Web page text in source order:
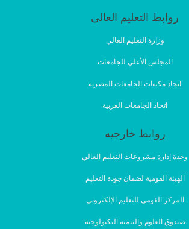
روابط التعليم العالى
وزارة التعليم العالي
المجلس الأعلي للجامعات
اتحاد مكتبات الجامعات المصرية
اتحاد الجامعات العربية
روابط خارجيه
وحدة إدارة مشروعات التعليم العالي
الهيئة القومية لضمان جودة التعليم
المركز القومي للتعليم الإلكتروني
صندوق العلوم والتنمية التكنولوجية